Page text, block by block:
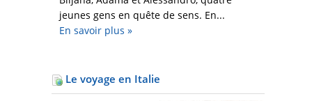
jeunes gens en quête de sens. En...
En savoir plus »
Le voyage en Italie